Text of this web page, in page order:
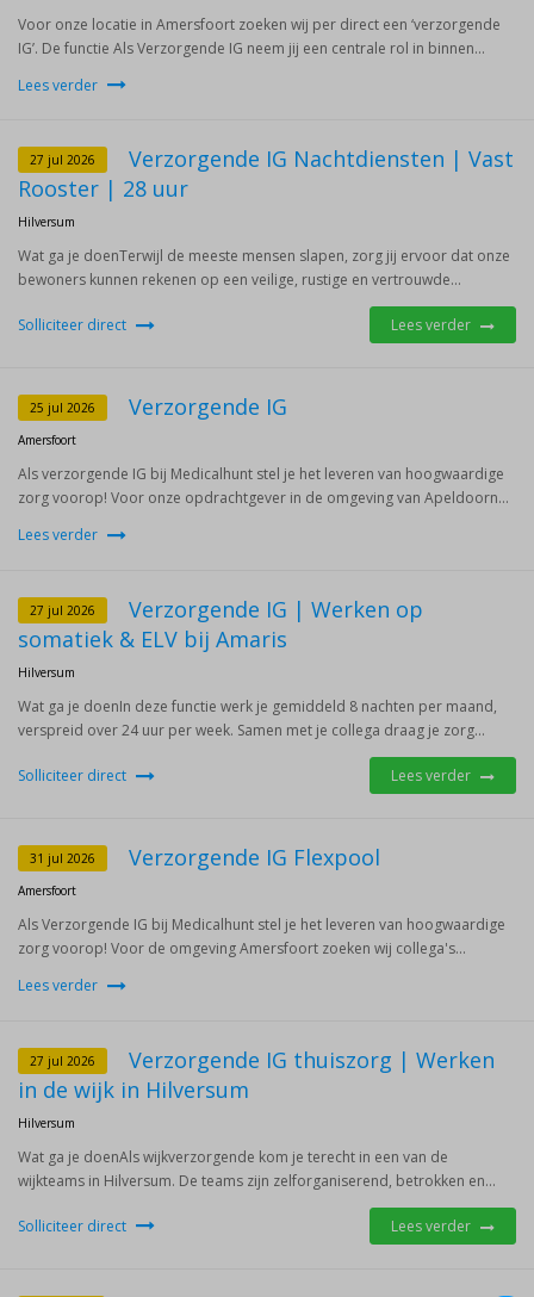
Voor onze locatie in Amersfoort zoeken wij per direct een ‘verzorgende
IG’. De functie Als Verzorgende IG neem jij een centrale rol in binnen...
Lees verder
27 jul 2026
Verzorgende IG Nachtdiensten | Vast
Rooster | 28 uur
Hilversum
Wat ga je doenTerwijl de meeste mensen slapen, zorg jij ervoor dat onze
bewoners kunnen rekenen op een veilige, rustige en vertrouwde...
Solliciteer direct Lees verder
25 jul 2026 Verzorgende IG
Amersfoort
Als verzorgende IG bij Medicalhunt stel je het leveren van hoogwaardige
zorg voorop! Voor onze opdrachtgever in de omgeving van Apeldoorn...
Lees verder
27 jul 2026
Verzorgende IG | Werken op
somatiek & ELV bij Amaris
Hilversum
Wat ga je doenIn deze functie werk je gemiddeld 8 nachten per maand,
verspreid over 24 uur per week. Samen met je collega draag je zorg...
Solliciteer direct Lees verder
31 jul 2026 Verzorgende IG Flexpool
Amersfoort
Als Verzorgende IG bij Medicalhunt stel je het leveren van hoogwaardige
zorg voorop! Voor de omgeving Amersfoort zoeken wij collega's...
Lees verder
27 jul 2026
Verzorgende IG thuiszorg | Werken
in de wijk in Hilversum
Hilversum
Wat ga je doenAls wijkverzorgende kom je terecht in een van de
wijkteams in Hilversum. De teams zijn zelforganiserend, betrokken en...
Solliciteer direct Lees verder